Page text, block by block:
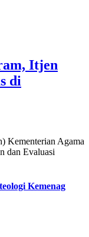
Itjen
di
Kementerian Agama
dan Evaluasi
Kemenag